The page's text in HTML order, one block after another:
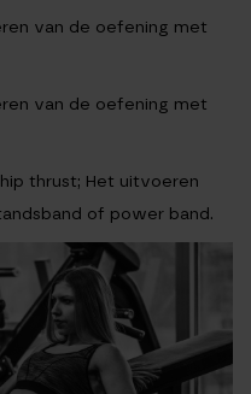
van de oefening met
van de oefening met
thrust; Het uitvoeren
of power band.